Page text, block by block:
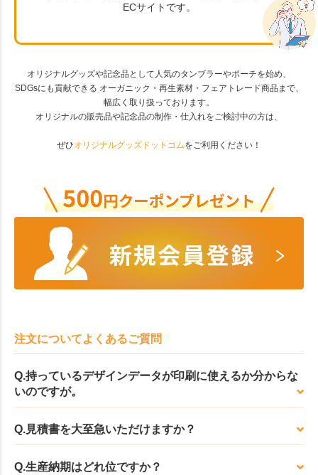
ECサイトです。
オリジナルグッズや記念品として人気のタンブラーやポーチを始め、
SDGsにも貢献できる オーガニック・再生素材・フェアトレード商品まで、
幅広く取り扱っております。
オリジナルの販売品や記念品の制作・仕入れをご検討中の方は、
ぜひオリジナルグッズドットコムをご利用ください！
注文についてよくあるご質問
Q.持っているデザインデータが印刷に使えるか分からな
いのですが。
Q.見積書を大至急いただけますか？
Q.生産納期はどれ位ですか？